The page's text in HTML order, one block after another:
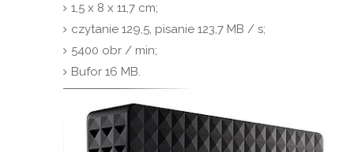
1,5 x 8 x 11,7 cm;
czytanie 129,5, pisanie 123,7 MB / s;
5400 obr / min;
Bufor 16 MB.